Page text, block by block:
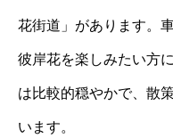
花街道」があります。
彼岸花を楽しみたい方
は比較的穏やかで、散
います。